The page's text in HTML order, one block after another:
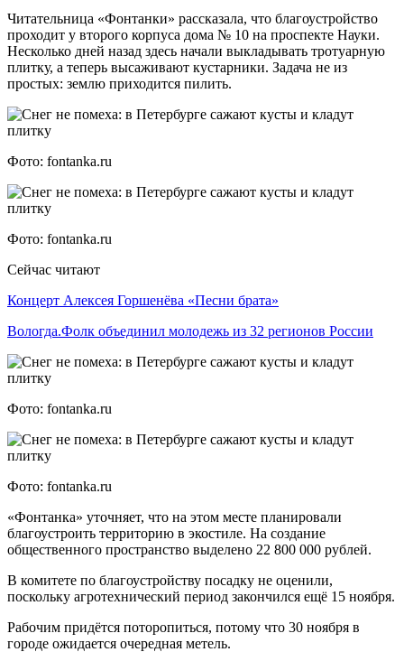
Читательница «Фонтанки» рассказала, что благоустройство
проходит у второго корпуса дома № 10 на проспекте Науки.
Несколько дней назад здесь начали выкладывать тротуарную
плитку, а теперь высаживают кустарники. Задача не из
простых: землю приходится пилить.
Фото: fontanka.ru
Фото: fontanka.ru
Сейчас читают
Концерт Алексея Горшенёва «Песни брата»
Вологда.Фолк объединил молодежь из 32 регионов России
Фото: fontanka.ru
Фото: fontanka.ru
«Фонтанка» уточняет, что на этом месте планировали
благоустроить территорию в экостиле. На создание
общественного пространство выделено 22 800 000 рублей.
В комитете по благоустройству посадку не оценили,
поскольку агротехнический период закончился ещё 15 ноября.
Рабочим придётся поторопиться, потому что 30 ноября в
городе ожидается очередная метель.